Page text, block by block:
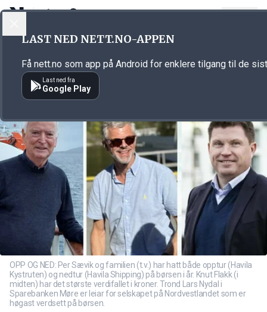
Annonsørinnhold
OPP OG NED: Per Sævik og familien (t.v.) har hatt både opptur (Havila
Kystruten) og nedtur (Havila Shipping) på børsen i år. Knut Flakk (i
midten) har det største verdifallet i kroner. Trond Lars Nydal i
Sparebanken Møre er leiar for selskapet på Nordvestlandet som er
høgast verdsett på børsen.
LAST NED NETT.NO-APPEN
Få nett.no som app på Android for enklere tilgang til de
Last ned fra
Google Play